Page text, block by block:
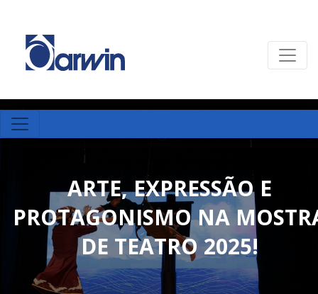
ARTE, EXPRESSÃO E
PROTAGONISMO NA
DE TEATRO 2025!